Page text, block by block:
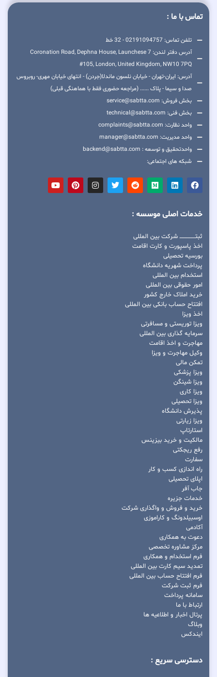
تماس با ما :
تلفن تماس: 02191094757 - 32 خط
آدرس دفتر لندن: 7 Coronation Road, Dephna House, Launchese
#105, London, United Kingdom, NW10 7PQ
آدرس: ایران-تهران - خیابان نلسون ماندلا(جردن) - انتهای خیابان مهری- روبروس
صدا و سیما - پلاک ...... (مراجعه حضوری فقط با هماهنگی قبلی)
بخش فروش: service@sabtta.com
بخش فنی: technical@sabtta.com
واحد نظارت: complaints@sabtta.com
واحد مدیریت: manager@sabtta.com
واحدتحقیق و توسعه : backend@sabtta.com
شبکه های اجتماعی:
خدمات اصلی موسسه :
ثبتــــــــــــــــ شرکت بین المللی
اخذ پاسپورت و کارت اقامت
بورسیه تحصیلی
پرداخت شهریه دانشگاه
استخدام بین المللی
امور حقوقی بین المللی
خرید املاک خارج کشور
افتتاح حساب بانکی بین المللی
اخذ ویزا
ویزا توریستی و مسافرتی
سرمایه گذاری بین المللی
مهاجرت و اخذ اقامت
وکیل مهاجرت و ویزا
تمکن مالی
ویزا پزشکی
ویزا شینگن
ویزا کاری
ویزا تحصیلی
پذیرش دانشگاه
ویزا زیارتی
استارتاپ
مالکیت و خرید بیزینس
رفع ریجکتی
سفارت
راه اندازی کسب و کار
اپلای تحصیلی
جاب آفر
خدمات جزیره
خرید و فروش و واگذاری شرکت
اوسبیلدونگ و کاراموزی
آکادمی
دعوت به همکاری
مرکز مشاوره تخصصی
فرم استخدام و همکاری
تمدید سیم کارت بین المللی
فرم افتتاح حساب بین المللی
فرم ثبت شرکت
سامانه پرداخت
ارتباط با ما
پرتال اخبار و اطلاعیه ها
وبلاگ
ایندکس
دسترسی سریع :